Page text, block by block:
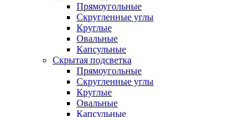
Прямоугольные
Скругленные углы
Круглые
Овальные
Капсульные
Скрытая подсветка
Прямоугольные
Скругленные углы
Круглые
Овальные
Капсульные